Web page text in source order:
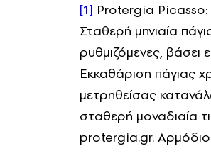
[1] Protergia Picasso:
Σταθερή μηνιαία
ρυθμιζόμενες,
Εκκαθάριση πάγιας
μετρηθείσας
σταθερή μοναδιαία
protergia.gr.